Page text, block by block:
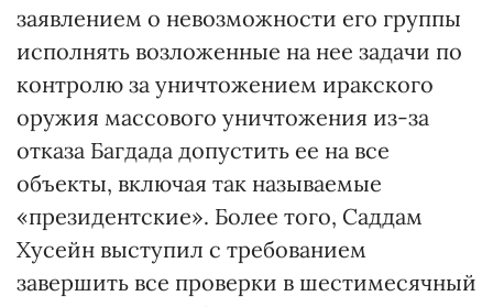
заявлением о невозможности его группы
исполнять возложенные на нее задачи по
контролю за уничтожением иракского
оружия массового уничтожения из-за
отказа Багдада допустить ее на все
объекты, включая так называемые
«президентские». Более того, Саддам
Хусейн выступил с требованием
завершить все проверки в шестимесячный